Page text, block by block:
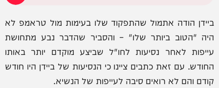
ביידן הודה אתמול שהתפקוד שלו בעימות מול טראמפ לא
היה "הטוב ביותר שלו" – והסביר שהדבר נבע מתחושת
עייפות לאחר נסיעות לחו"ל שביצע מוקדם יותר באותו
החודש. עם זאת כתבים ציינו כי הנסיעות של ביידן היו חודש
קודם והם לא רואים סיבה לעייפות של הנשיא.